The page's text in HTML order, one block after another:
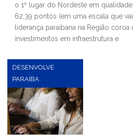
o 1º lugar do Nordeste em
62,39 pontos (em uma escala que
liderança paraibana na Região
investimentos em infraestrutura e
DESENVOLVE
PARAÍBA